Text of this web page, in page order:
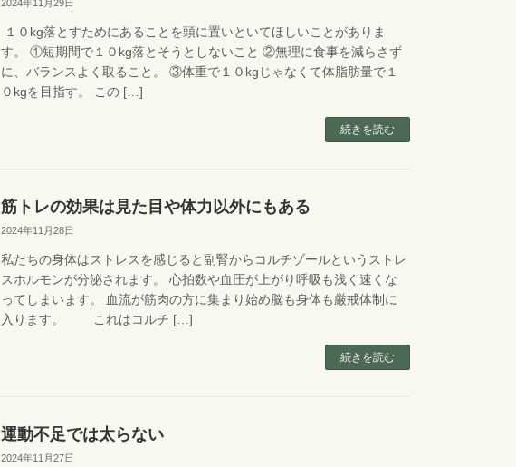
2024年11月29日
１０kg落とすためにあることを頭に置いといてほしいことがありま
す。 ①短期間で１０kg落とそうとしないこと ②無理に食事を減らさず
に、バランスよく取ること。 ③体重で１０kgじゃなくて体脂肪量で１
０kgを目指す。 この […]
続きを読む
筋トレの効果は見た目や体力以外にもある
2024年11月28日
私たちの身体はストレスを感じると副腎からコルチゾールというストレ
スホルモンが分泌されます。 心拍数や血圧が上がり呼吸も浅く速くな
ってしまいます。 血流が筋肉の方に集まり始め脳も身体も厳戒体制に
入ります。 これはコルチ […]
続きを読む
運動不足では太らない
2024年11月27日